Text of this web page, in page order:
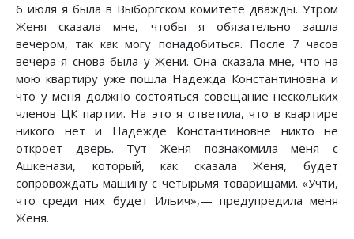
6 июля я была в Выборгском комитете дважды. Утром
Женя сказала мне, чтобы я обязательно зашла
вечером, так как могу понадобиться. После 7 часов
вечера я снова была у Жени. Она сказала мне, что на
мою квартиру уже пошла Надежда Константиновна и
что у меня должно состояться совещание нескольких
членов ЦК партии. На это я ответила, что в квартире
никого нет и Надежде Константиновне никто не
откроет дверь. Тут Женя познакомила меня с
Ашкенази, который, как сказала Женя, будет
сопровождать машину с четырьмя товарищами. «Учти,
что среди них будет Ильич»,— предупредила меня
Женя.